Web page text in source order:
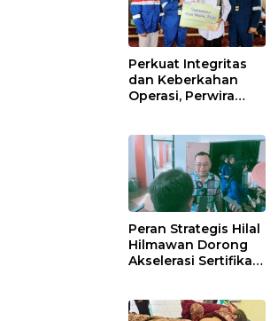
Perkuat Integritas
dan Keberkahan
Operasi, Perwira
Peran Strategis Hilal
Hilmawan Dorong
Akselerasi Sertifikasi
Kemiskinan di